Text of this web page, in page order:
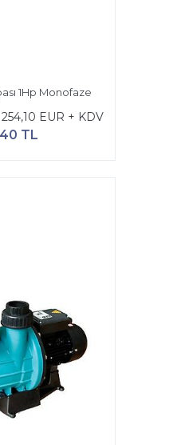
1Hp Monofaze
254,10 EUR + KDV
TL